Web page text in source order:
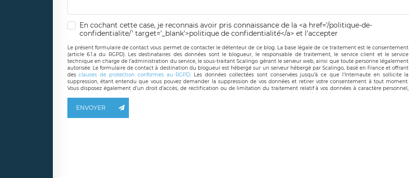
En cochant cette case, je reconnais avoir pris connaissance de la <a href='/politique-de-
confidentialite/' target='_blank'>politique de confidentialité</a> et l'accepter
Le présent formulaire de contact vous permet de contacter le détenteur de ce blog. La base légale de ce traitement est le consentement
(article 6.1.a du RGPD). Les destinataires des données sont le blogueur, le responsable de traitement, le service client et le service
technique en charge de l’administration du service, le sous-traitant Scalingo gérant le serveur web, ainsi que toute personne légalement
autorisée. Le formulaire de contact à destination du blogueur est hébergé sur un serveur hébergé par Scalingo, basé en France et offrant
desclauses de protection conformes au RGPD. Les données collectées sont conservées jusqu’à ce que l’Internaute en sollicite la
suppression, étant entendu que vous pouvez demander la suppression de vos données et retirer votre consentement à tout moment.
Vous disposez également d’un droit d’accès, de rectification ou de limitation du traitement relatif à vos données à caractère personnel,
responsable de traitement est la société LÉGAVOX, sis 9 rue Léopold Sédar Senghor, joignable à l’adresse mail :
ENVOYER